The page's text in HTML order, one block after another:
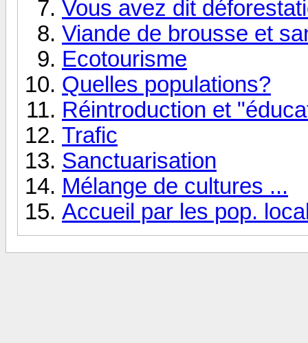
Vous avez dit
Viande de brousse et
Ecotourisme
Quelles populations?
Réintroduction et
Trafic
Sanctuarisation
Mélange de cultures ...
Accueil par les pop.